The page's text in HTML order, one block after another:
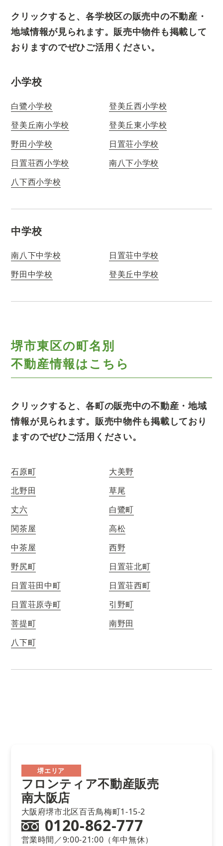
クリックすると、各学校区の販売中の不動産・
地域情報が見られます。販売中物件も掲載して
おりますのでぜひご活用ください。
小学校
白鷺小学校
登美丘西小学校
登美丘南小学校
登美丘東小学校
野田小学校
日置荘小学校
日置荘西小学校
南八下小学校
八下西小学校
中学校
南八下中学校
日置荘中学校
野田中学校
登美丘中学校
堺市東区の町名別
不動産情報はこちら
クリックすると、各町の販売中の不動産・地域
情報が見られます。販売中物件も掲載しており
ますのでぜひご活用ください。
石原町
大美野
北野田
草尾
丈六
白鷺町
関茶屋
高松
中茶屋
西野
野尻町
日置荘北町
日置荘田中町
日置荘西町
日置荘原寺町
引野町
菩提町
南野田
八下町
堺エリア
フロンティア不動産販売
南大阪店
大阪府堺市北区百舌鳥梅町1-15-2
0120-862-777
営業時間／9:00-21:00（年中無休）